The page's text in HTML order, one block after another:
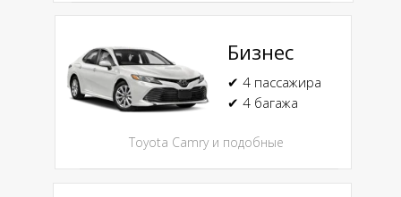
Бизнес
Toyota Camry и подобные
✔ 4 пассажира
✔ 4 багажа